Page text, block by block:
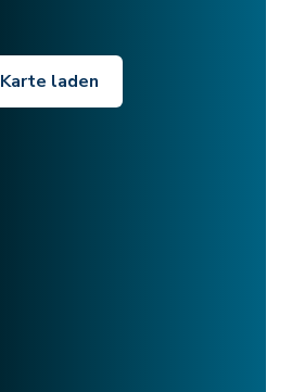
Karte laden